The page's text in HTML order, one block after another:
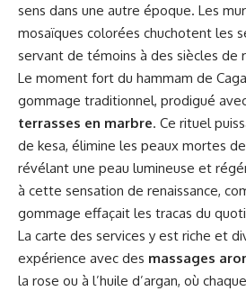
sens dans une autre époque. Les
mosaïques colorées chuchotent les
servant de témoins à des siècles de
Le moment fort du hammam de
gommage traditionnel, prodigué
terrasses en marbre. Ce rituel
de kesa, élimine les peaux mortes
révélant une peau lumineuse et
à cette sensation de renaissance,
gommage effaçait les tracas du
La carte des services y est riche et
expérience avec des massages
la rose ou à l’huile d’argan, où